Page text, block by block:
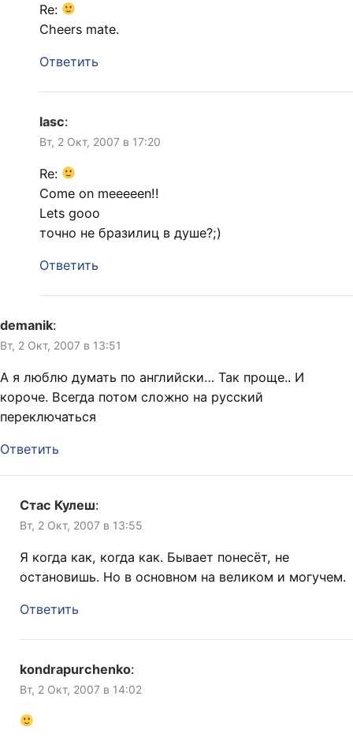
Re:
Cheers mate.
Ответить
lasc:
Вт, 2 Окт, 2007 в 17:20
Re:
Come on meeeeen!!
Lets gooo
точно не бразилиц в душе?;)
Ответить
demanik:
Вт, 2 Окт, 2007 в 13:51
А я люблю думать по английски… Так проще.. И
короче. Всегда потом сложно на русский
переключаться
Ответить
Стас Кулеш:
Вт, 2 Окт, 2007 в 13:55
Я когда как, когда как. Бывает понесёт, не
остановишь. Но в основном на великом и могучем.
Ответить
kondrapurchenko:
Вт, 2 Окт, 2007 в 14:02